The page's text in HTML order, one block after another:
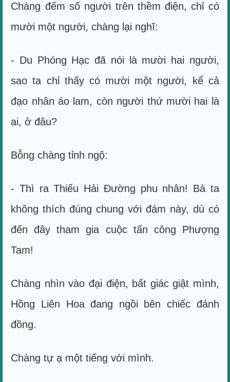
Chàng đếm số người trên thềm điện, chỉ có
mười một người, chàng lại nghĩ:
- Du Phóng Hạc đã nói là mười hai người,
sao ta chỉ thấy có mười một người, kể cả
đạo nhân áo lam, còn người thứ mười hai là
ai, ở đâu?
Bỗng chàng tỉnh ngộ:
- Thì ra Thiếu Hải Đường phu nhân! Bà ta
không thích đúng chung với đám này, dù có
đến đây tham gia cuộc tấn công Phượng
Tam!
Chàng nhìn vào đại điện, bất giác giật mình,
Hồng Liên Hoa đang ngồi bên chiếc đảnh
đồng.
Chàng tự ạ một tiếng với mình.